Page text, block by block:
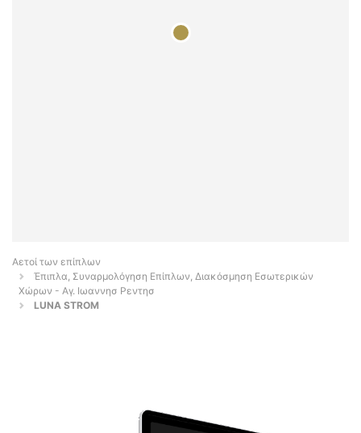
Αετοί των επίπλων
Έπιπλα, Συναρμολόγηση Επίπλων, Διακόσμηση Εσωτερικών
Χώρων - Αγ. Ιωαννησ Ρεντησ
LUNA STROM